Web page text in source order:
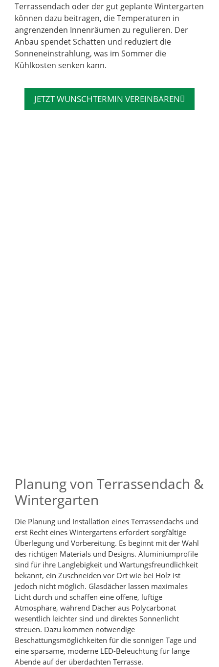
Terrassendach oder der gut geplante Wintergarten
können dazu beitragen, die Temperaturen in
angrenzenden Innenräumen zu regulieren. Der
Anbau spendet Schatten und reduziert die
Sonneneinstrahlung, was im Sommer die
Kühlkosten senken kann.
JETZT WUNSCHTERMIN VEREINBAREN
Planung von Terrassendach &
Wintergarten
Die Planung und Installation eines Terrassendachs und
erst Recht eines Wintergartens erfordert sorgfältige
Überlegung und Vorbereitung. Es beginnt mit der Wahl
des richtigen Materials und Designs. Aluminiumprofile
sind für ihre Langlebigkeit und Wartungsfreundlichkeit
bekannt, ein Zuschneiden vor Ort wie bei Holz ist
jedoch nicht möglich. Glasdächer lassen maximales
Licht durch und schaffen eine offene, luftige
Atmosphäre, während Dächer aus Polycarbonat
wesentlich leichter sind und direktes Sonnenlicht
streuen. Dazu kommen notwendige
Beschattungsmöglichkeiten für die sonnigen Tage und
eine sparsame, moderne LED-Beleuchtung für lange
Abende auf der überdachten Terrasse.